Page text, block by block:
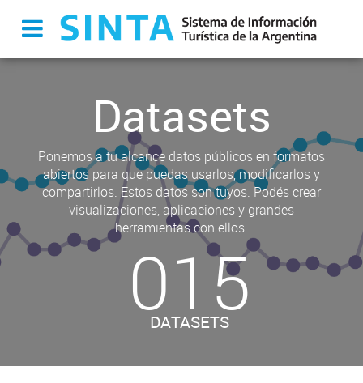
Datasets
Ponemos a tu alcance datos públicos en formatos
abiertos para que puedas usarlos, modificarlos y
compartirlos. Estos datos son tuyos. Podés crear
visualizaciones, aplicaciones y grandes
herramientas con ellos.
015
DATASETS